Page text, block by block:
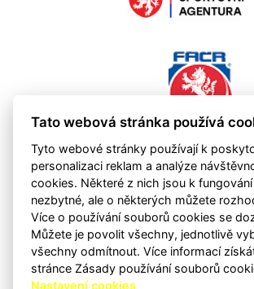
Tato webová stránka používá
Tyto webové stránky používají k
personalizaci reklam a analýze
cookies. Některé z nich jsou k
nezbytné, ale o některých můžete
Více o používání souborů cookies se
Můžete je povolit všechny, jednotlivě
všechny odmítnout. Více informací
stránce Zásady používání souborů
Nastavení cookies